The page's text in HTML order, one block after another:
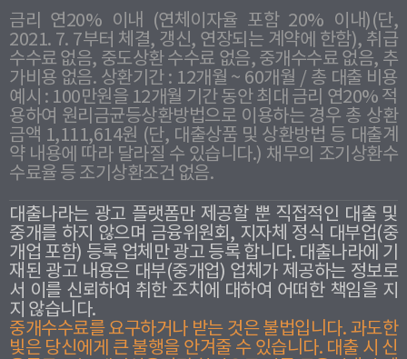
금리 연20% 이내 (연체이자율 포함 20% 이내)(단,
2021. 7. 7부터 체결, 갱신, 연장되는 계약에 한함), 취급
수수료 없음, 중도상환 수수료 없음, 중개수수료 없음, 추
가비용 없음. 상환기간 : 12개월 ~ 60개월 / 총 대출 비용
예시 : 100만원을 12개월 기간 동안 최대 금리 연20% 적
용하여 원리금균등상환방법으로 이용하는 경우 총 상환
금액 1,111,614원 (단, 대출상품 및 상환방법 등 대출계
약 내용에 따라 달라질 수 있습니다.) 채무의 조기상환수
수료율 등 조기상환조건 없음.
대출나라는 광고 플랫폼만 제공할 뿐 직접적인 대출 및
중개를 하지 않으며 금융위원회, 지자체 정식 대부업(중
개업 포함) 등록 업체만 광고 등록 합니다. 대출나라에 기
재된 광고 내용은 대부(중개업) 업체가 제공하는 정보로
서 이를 신뢰하여 취한 조치에 대하여 어떠한 책임을 지
지 않습니다.
중개수수료를 요구하거나 받는 것은 불법입니다. 과도한
빛은 당신에게 큰 불행을 안겨줄 수 있습니다. 대출 시 신